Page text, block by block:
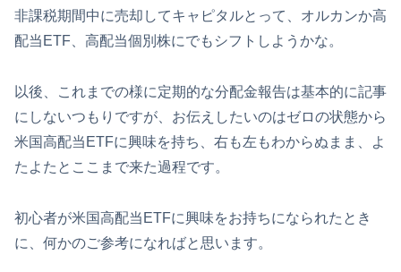
非課税期間中に売却してキャピタルとって、オルカンか高
配当ETF、高配当個別株にでもシフトしようかな。
以後、これまでの様に定期的な分配金報告は基本的に記事
にしないつもりですが、お伝えしたいのはゼロの状態から
米国高配当ETFに興味を持ち、右も左もわからぬまま、よ
たよたとここまで来た過程です。
初心者が米国高配当ETFに興味をお持ちになられたとき
に、何かのご参考になればと思います。